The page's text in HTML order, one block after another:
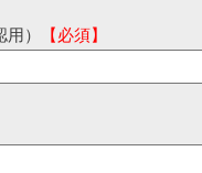
） 【必須】